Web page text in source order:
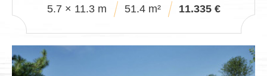
5.7 × 11.3 m 51.4 m² 11.335 €